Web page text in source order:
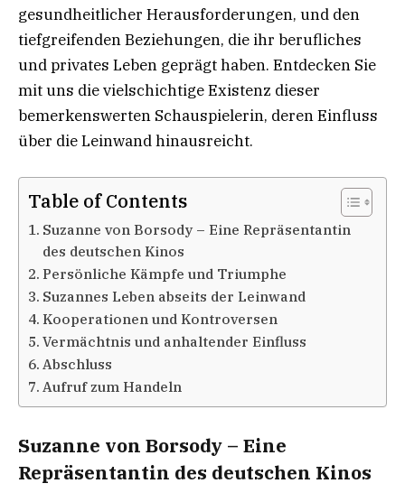
gesundheitlicher Herausforderungen, und den
tiefgreifenden Beziehungen, die ihr berufliches
und privates Leben geprägt haben. Entdecken Sie
mit uns die vielschichtige Existenz dieser
bemerkenswerten Schauspielerin, deren Einfluss
über die Leinwand hinausreicht.
Table of Contents
Suzanne von Borsody – Eine Repräsentantin
des deutschen Kinos
Persönliche Kämpfe und Triumphe
Suzannes Leben abseits der Leinwand
Kooperationen und Kontroversen
Vermächtnis und anhaltender Einfluss
Abschluss
Aufruf zum Handeln
Suzanne von Borsody – Eine
Repräsentantin des deutschen Kinos